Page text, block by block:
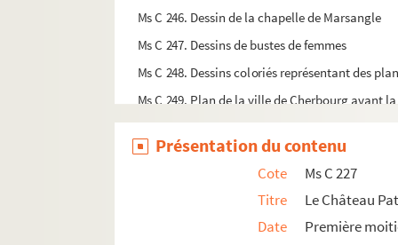
Ms C 246. Dessin de la chapelle de Marsangle
Ms C 247. Dessins de bustes de femmes
Ms C 248. Dessins coloriés représentant des
Ms C 249. Plan de la ville de Cherbourg avant
Ms C 250. Plan et cotes de la turbine de
Ms C 251. Table des Annales du musée, par
Ms C 252. Mortain. Notes archéologiques, par
Ms C 253. Brevet de membre de la Société
Ms C 254. Travaux originaux et copies sur la
Présentation du contenu
Cote
Ms C 227
Titre
Le Château
Date
Première